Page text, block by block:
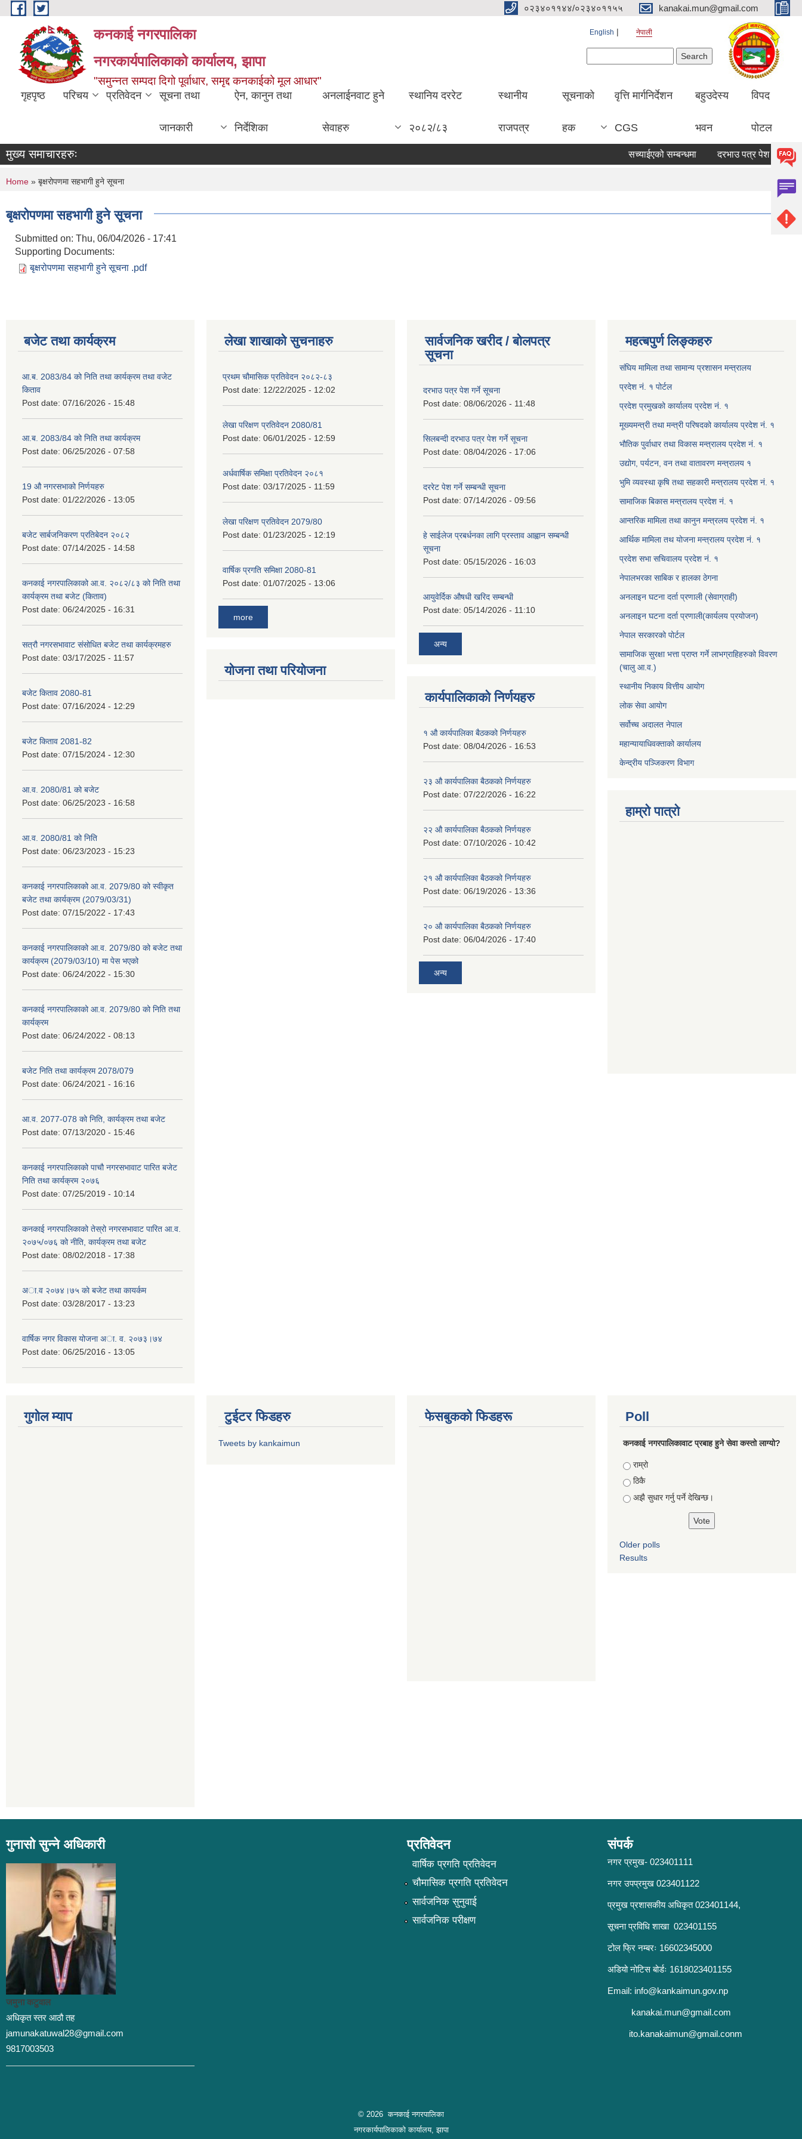
Skip to main content ०२३४०११४४/०२३४०११५५ kanakai.mun@gmail.com
कनकाई नगरपालिका
नगरकार्यपालिकाको कार्यालय, झापा
"समुन्नत सम्पदा दिगो पूर्वाधार, समृद्द कनकाईको मूल आधार"
English नेपाली
गृहपृष्ठ परिचय प्रतिवेदन सूचना तथा
जानकारी
ऐन, कानुन तथा
निर्देशिका
अनलाईनवाट हुने
सेवाहरु
स्थानिय दररेट
२०८२/८३
स्थानीय
राजपत्र
सूचनाको
हक
वृत्ति मार्गनिर्देशन
CGS
बहुउदेस्य
भवन
विपद
पोटल
मुख्य समाचारहरुः सच्याईएको सम्बन्धमा दरभाउ पत्र पेश गर्ने सूचना
You are here
Home » बृक्षरोपणमा सहभागी हुने सूचना
बृक्षरोपणमा सहभागी हुने सूचना
Submitted on: Thu, 06/04/2026 - 17:41
Supporting Documents:
बृक्षरोपणमा सहभागी हुने सूचना .pdf
बजेट तथा कार्यक्रम
आ.ब. 2083/84 को निति तथा कार्यक्रम तथा वजेट
किताव
Post date: 07/16/2026 - 15:48
आ.ब. 2083/84 को निति तथा कार्यक्रम
Post date: 06/25/2026 - 07:58
19 औ नगरसभाको निर्णयहरु
Post date: 01/22/2026 - 13:05
बजेट सार्बजनिकरण प्रतिबेदन २०८२
Post date: 07/14/2025 - 14:58
कनकाई नगरपालिकाको आ.व. २०८२/८३ को निति तथा
कार्यक्रम तथा बजेट (किताव)
Post date: 06/24/2025 - 16:31
सत्रौ नगरसभावाट संसोधित बजेट तथा कार्यक्रमहरु
Post date: 03/17/2025 - 11:57
बजेट किताव 2080-81
Post date: 07/16/2024 - 12:29
बजेट किताव 2081-82
Post date: 07/15/2024 - 12:30
आ.व. 2080/81 को बजेट
Post date: 06/25/2023 - 16:58
आ.व. 2080/81 को निति
Post date: 06/23/2023 - 15:23
कनकाई नगरपालिकाको आ.व. 2079/80 को स्वीकृत
बजेट तथा कार्यक्रम (2079/03/31)
Post date: 07/15/2022 - 17:43
कनकाई नगरपालिकाको आ.व. 2079/80 को बजेट तथा
कार्यक्रम (2079/03/10) मा पेस भएको
Post date: 06/24/2022 - 15:30
कनकाई नगरपालिकाको आ.व. 2079/80 को निति तथा
कार्यक्रम
Post date: 06/24/2022 - 08:13
बजेट निति तथा कार्यक्रम 2078/079
Post date: 06/24/2021 - 16:16
आ.व. 2077-078 को निति, कार्यक्रम तथा बजेट
Post date: 07/13/2020 - 15:46
कनकाई नगरपालिकाको पाचौ नगरसभावाट पारित बजेट
निति तथा कार्यक्रम २०७६
Post date: 07/25/2019 - 10:14
कनकाई नगरपालिकाको तेस्रो नगरसभावाट पारित आ.व.
२०७५/०७६ को नीति, कार्यक्रम तथा बजेट
Post date: 08/02/2018 - 17:38
अा.व २०७४।७५ काे बजेट तथा कायर्कम
Post date: 03/28/2017 - 13:23
वार्षिक नगर विकास योजना अा. व. २०७३।७४
Post date: 06/25/2016 - 13:05
लेखा शाखाको सुचनाहरु
प्रथम चौमासिक प्रतिवेदन २०८२-८३
Post date: 12/22/2025 - 12:02
लेखा परिक्षण प्रतिवेदन 2080/81
Post date: 06/01/2025 - 12:59
अर्धवार्षिक समिक्षा प्रतिवेदन २०८१
Post date: 03/17/2025 - 11:59
लेखा परिक्षण प्रतिवेदन 2079/80
Post date: 01/23/2025 - 12:19
वार्षिक प्रगति समिक्षा 2080-81
Post date: 01/07/2025 - 13:06
more
योजना तथा परियोजना
सार्वजनिक खरीद / बोलपत्र
सूचना
दरभाउ पत्र पेश गर्ने सूचना
Post date: 08/06/2026 - 11:48
सिलबन्दी दरभाउ पत्र पेश गर्ने सूचना
Post date: 08/04/2026 - 17:06
दररेट पेश गर्ने सम्बन्धी सूचना
Post date: 07/14/2026 - 09:56
हे साईलेज प्रबर्धनका लागि प्रस्ताव आह्वान सम्बन्धी
सूचना
Post date: 05/15/2026 - 16:03
आयुवेर्दिक औषधी खरिद सम्बन्धी
Post date: 05/14/2026 - 11:10
अन्य
कार्यपालिकाको निर्णयहरु
१ औ कार्यपालिका बैठकको निर्णयहरु
Post date: 08/04/2026 - 16:53
२३ औ कार्यपालिका बैठकको निर्णयहरु
Post date: 07/22/2026 - 16:22
२२ औ कार्यपालिका बैठकको निर्णयहरु
Post date: 07/10/2026 - 10:42
२१ औ कार्यपालिका बैठकको निर्णयहरु
Post date: 06/19/2026 - 13:36
२० औ कार्यपालिका बैठकको निर्णयहरु
Post date: 06/04/2026 - 17:40
अन्य
महत्बपुर्ण लिङ्कहरु
संघिय मामिला तथा सामान्य प्रशासन मन्त्रालय
प्रदेश नं. १ पोर्टल
प्रदेश प्रमुखको कार्यालय प्रदेश नं. १
मूख्यमन्त्री तथा मन्त्री परिषदको कार्यालय प्रदेश नं. १
भौतिक पुर्वाधार तथा विकास मन्त्रालय प्रदेश नं. १
उद्योग, पर्यटन, वन तथा वातावरण मन्त्रालय १
भुमि व्यवस्था कृषि तथा सहकारी मन्त्रालय प्रदेश नं. १
सामाजिक बिकास मन्त्रालय प्रदेश नं. १
आन्तरिक मामिला तथा कानुन मन्त्रलय प्रदेश नं. १
आर्थिक मामिला तथ योजना मन्त्रालय प्रदेश नं. १
प्रदेश सभा सचिवालय प्रदेश नं. १
नेपालभरका साबिक र हालका ठेगना
अनलाइन घटना दर्ता प्रणाली (सेवाग्राही)
अनलाइन घटना दर्ता प्रणाली(कार्यलय प्रयोजन)
नेपाल सरकारको पोर्टल
सामाजिक सुरक्षा भत्ता प्राप्त गर्ने लाभग्राहिहरुको विवरण
(चालु आ.व.)
स्थानीय निकाय वित्तीय आयोग
लोक सेवा आयोग
सर्वोच्च अदालत नेपाल
महान्यायाधिवक्ताको कार्यालय
केन्द्रीय पञ्जिकरण विभाग
हाम्रो पात्रो
गुगोल म्याप टुईटर फिडहरु
Tweets by kankaimun
फेसबुकको फिडहरू Poll
कनकाई नगरपालिकावाट प्रबाह हुने सेवा कस्तो लाग्यो?
Choices
राम्रो
ठिकै
अझै सुधार गर्नु पर्ने देखिन्छ।
Older polls
Results
गुनासो सुन्ने अधिकारी
जमुना कटुवाल
अधिकृत स्तर आठौ तह
jamunakatuwal28@gmail.com
9817003503
प्रतिवेदन
वार्षिक प्रगति प्रतिवेदन
चौमासिक प्रगति प्रतिवेदन
सार्वजनिक सुनुवाई
सार्वजनिक परीक्षण
संपर्क
नगर प्रमुख- 023401111
नगर उपप्रमुख 023401122
प्रमुख प्रशासकीय अधिकृत 023401144,
सूचना प्रविधि शाखा 023401155
टोल फ्रि नम्बरः 16602345000
अडियो नोटिस बोर्डः 1618023401155
Email: info@kankaimun.gov.np
kanakai.mun@gmail.com
ito.kanakaimun@gmail.conm
© 2026 कनकाई नगरपालिका
नगरकार्यपालिकाको कार्यालय, झापा